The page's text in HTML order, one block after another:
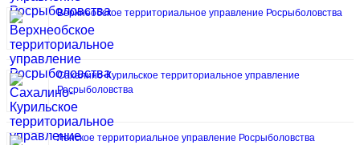
Верхнеобское территориальное управление Росрыболовства
Сахалино-Курильское территориальное управление
Росрыболовства
Ленское территориальное управление Росрыболовства